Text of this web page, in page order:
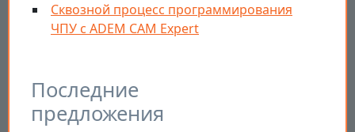
Последние
предложения
Сквозной процесс программирования
ЧПУ с ADEM CAM Expert